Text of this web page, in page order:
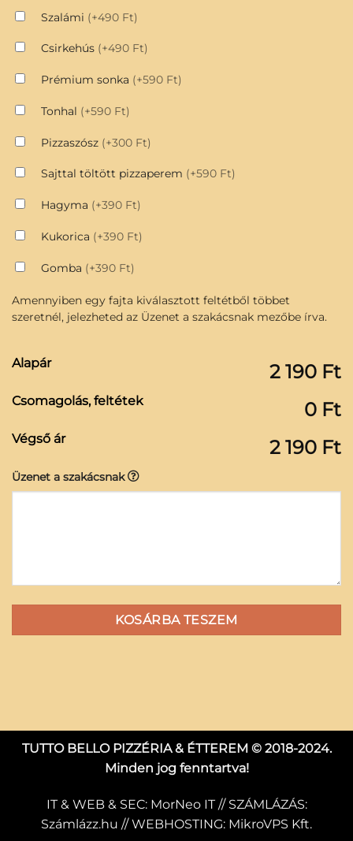
Szalámi (+490 Ft)
Csirkehús (+490 Ft)
Prémium sonka (+590 Ft)
Tonhal (+590 Ft)
Pizzaszósz (+300 Ft)
Sajttal töltött pizzaperem (+590 Ft)
Hagyma (+390 Ft)
Kukorica (+390 Ft)
Gomba (+390 Ft)
Amennyiben egy fajta kiválasztott feltétből többet
szeretnél, jelezheted az Üzenet a szakácsnak mezőbe írva.
Alapár 2 190 Ft
Csomagolás, feltétek 0 Ft
Végső ár 2 190 Ft
Üzenet a szakácsnak
KOSÁRBA TESZEM
TUTTO BELLO PIZZÉRIA & ÉTTEREM © 2018-2024.
Minden jog fenntartva!
IT & WEB & SEC: MorNeo IT// SZÁMLÁZÁS:
Számlázz.hu // WEBHOSTING: MikroVPS Kft.